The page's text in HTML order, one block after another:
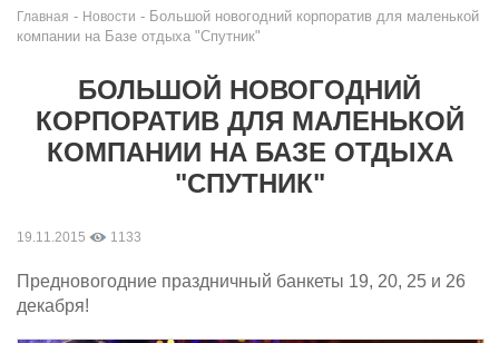
Главная - Новости - Большой новогодний корпоратив для маленькой
компании на Базе отдыха "Спутник"
БОЛЬШОЙ НОВОГОДНИЙ
КОРПОРАТИВ ДЛЯ МАЛЕНЬКОЙ
КОМПАНИИ НА БАЗЕ ОТДЫХА
"СПУТНИК"
19.11.2015 1133
Предновогодние праздничный банкеты 19, 20, 25 и 26
декабря!